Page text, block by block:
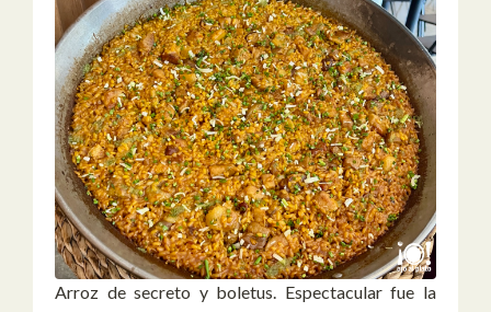
Arroz de secreto y boletus. Espectacular fue la